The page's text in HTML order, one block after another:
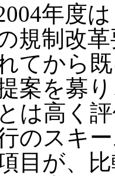
年度
規制改
てから
案を募
は高く
のスキ
目が、